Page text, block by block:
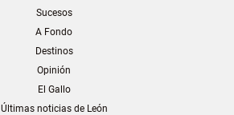
Sucesos
A Fondo
Destinos
Opinión
El Gallo
Últimas noticias de León